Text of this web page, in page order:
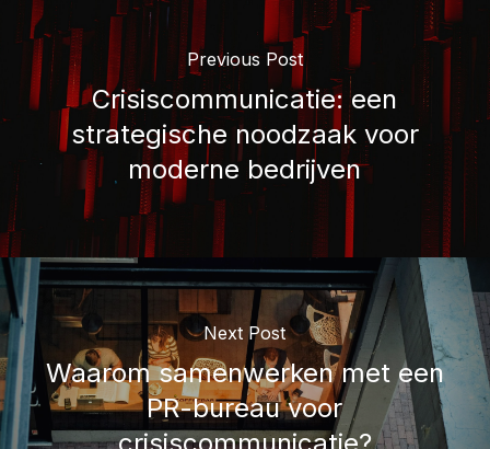
Previous Post
Crisiscommunicatie: een
strategische noodzaak voor
moderne bedrijven
Next Post
Waarom samenwerken met een
PR-bureau voor